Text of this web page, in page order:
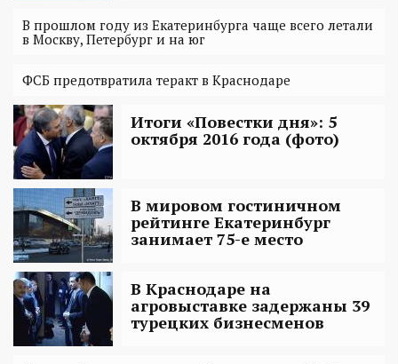
В прошлом году из Екатеринбурга чаще всего летали
в Москву, Петербург и на юг
ФСБ предотвратила теракт в Краснодаре
Итоги «Повестки дня»: 5
октября 2016 года (фото)
В мировом гостиничном
рейтинге Екатеринбург
занимает 75-е место
В Краснодаре на
агровыставке задержаны 39
турецких бизнесменов